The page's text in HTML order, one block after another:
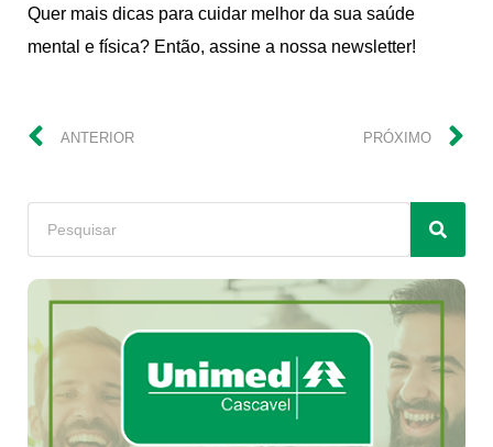
Quer mais dicas para cuidar melhor da sua saúde
mental e física? Então, assine a nossa newsletter!
ANTERIOR PRÓXIMO